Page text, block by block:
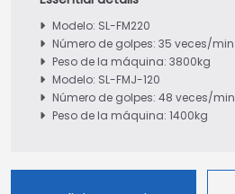
Modelo: SL-FM220
Número de golpes: 35 veces/min
Peso de la máquina: 3800kg
Modelo: SL-FMJ-120
Número de golpes: 48 veces/min
Peso de la máquina: 1400kg